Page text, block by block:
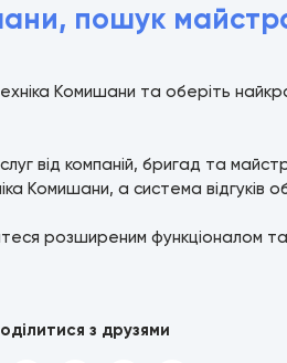
пошук
Комишани та оберіть
від компаній, бригад та
Комишани, а система відгуків
розширеним функціоналом
з друзями